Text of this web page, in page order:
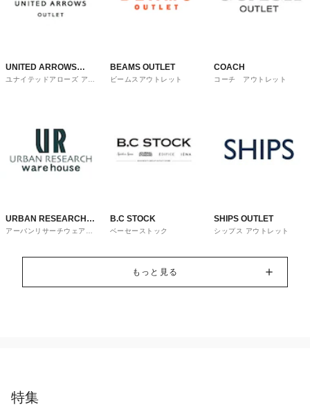
UNITED ARROWS
OUTLET
ユナイテッドアローズ アウ
BEAMS OUTLET
ビームスアウトレット
COACH
コーチ アウトレット
URBAN RESEARCH
ware house
アーバンリサーチウェアハ
B.C STOCK
ベーセーストック
SHIPS OUTLET
シップス アウトレット
もっと見る
特集